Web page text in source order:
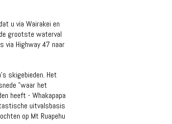
u via Wairakei en
grootste waterval
via Highway 47 naar
skigebieden. Het
"waar het
heeft - Whakapapa
uitvalsbasis
op Mt Ruapehu